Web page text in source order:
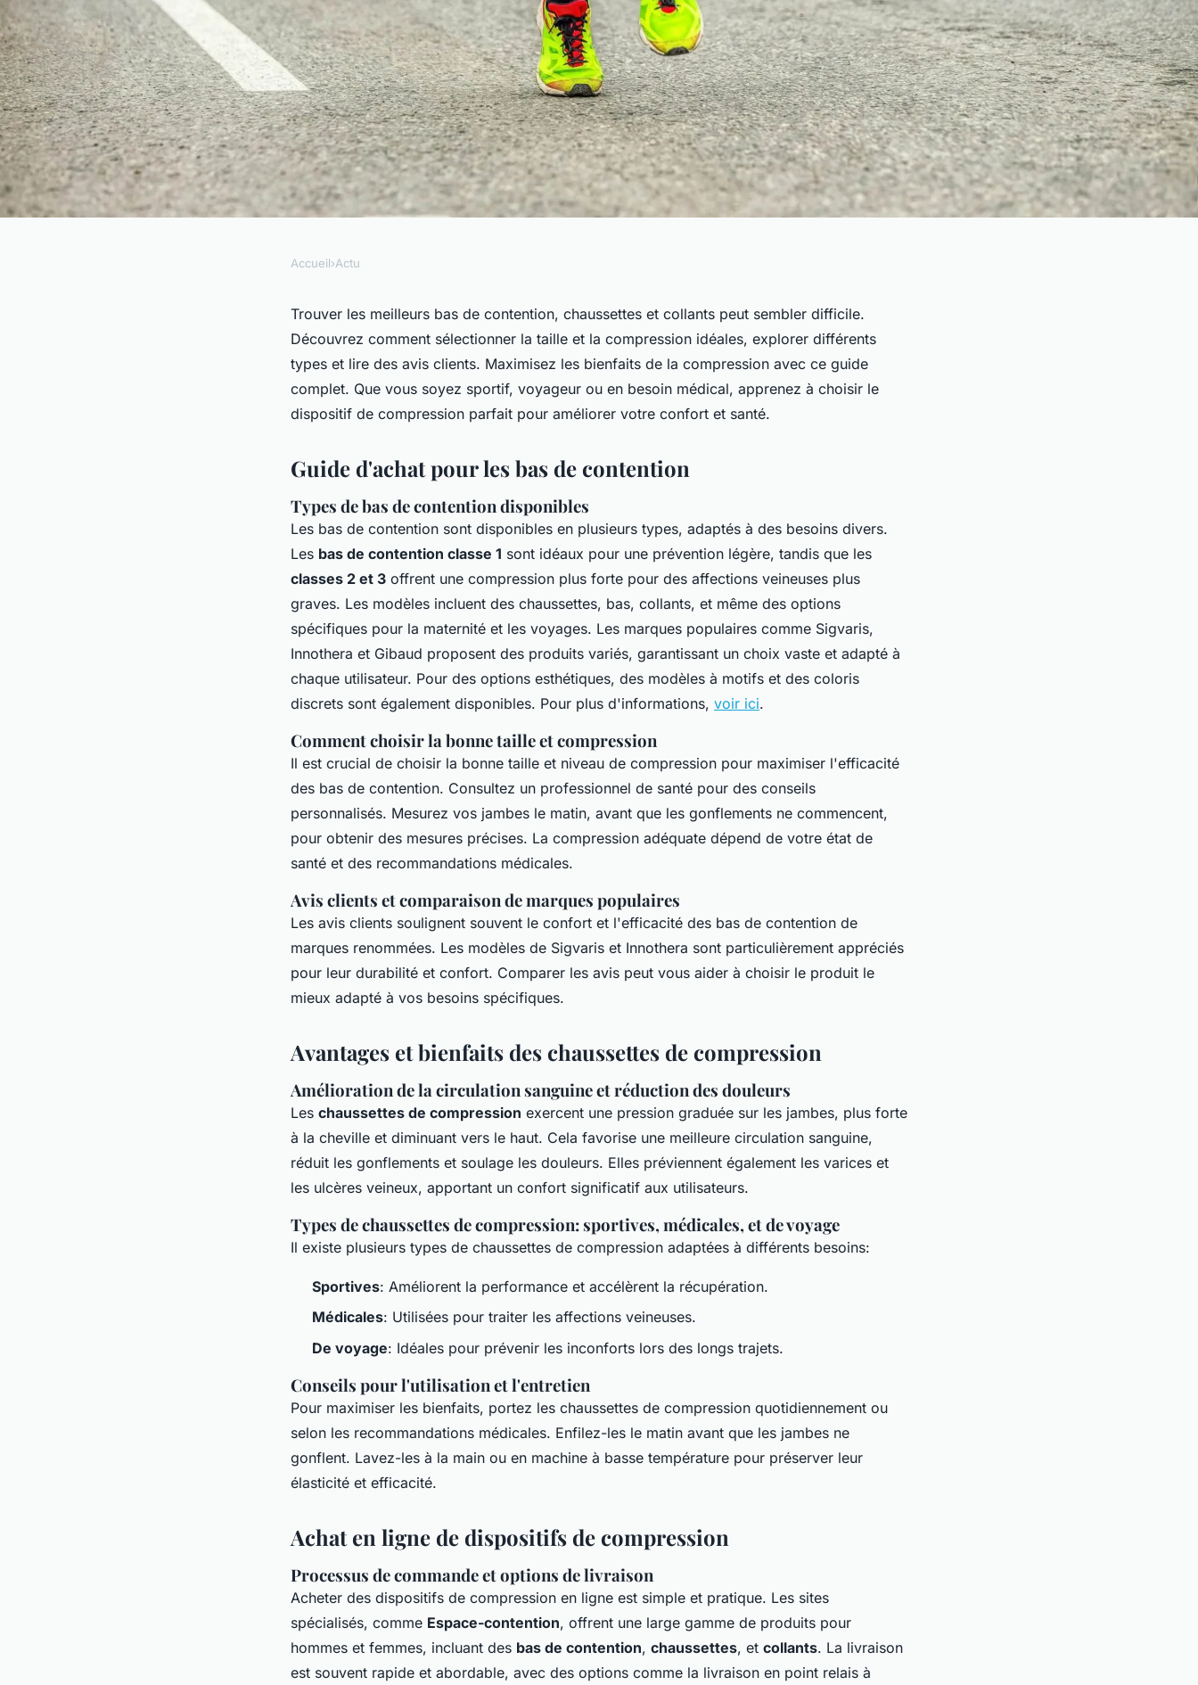
Bas de contention, chaussettes et
collant en ligne : choisir le meilleur
Accueil›Actu
Trouver les meilleurs bas de contention, chaussettes et collants peut sembler difficile.
Découvrez comment sélectionner la taille et la compression idéales, explorer différents
types et lire des avis clients. Maximisez les bienfaits de la compression avec ce guide
complet. Que vous soyez sportif, voyageur ou en besoin médical, apprenez à choisir le
dispositif de compression parfait pour améliorer votre confort et santé.
Guide d'achat pour les bas de contention
Types de bas de contention disponibles
Les bas de contention sont disponibles en plusieurs types, adaptés à des besoins divers.
Les bas de contention classe 1 sont idéaux pour une prévention légère, tandis que les
classes 2 et 3 offrent une compression plus forte pour des affections veineuses plus
graves. Les modèles incluent des chaussettes, bas, collants, et même des options
spécifiques pour la maternité et les voyages. Les marques populaires comme Sigvaris,
Innothera et Gibaud proposent des produits variés, garantissant un choix vaste et adapté à
chaque utilisateur. Pour des options esthétiques, des modèles à motifs et des coloris
discrets sont également disponibles. Pour plus d'informations, voir ici.
Comment choisir la bonne taille et compression
Il est crucial de choisir la bonne taille et niveau de compression pour maximiser l'efficacité
des bas de contention. Consultez un professionnel de santé pour des conseils
personnalisés. Mesurez vos jambes le matin, avant que les gonflements ne commencent,
pour obtenir des mesures précises. La compression adéquate dépend de votre état de
santé et des recommandations médicales.
Avis clients et comparaison de marques populaires
Les avis clients soulignent souvent le confort et l'efficacité des bas de contention de
marques renommées. Les modèles de Sigvaris et Innothera sont particulièrement appréciés
pour leur durabilité et confort. Comparer les avis peut vous aider à choisir le produit le
mieux adapté à vos besoins spécifiques.
Avantages et bienfaits des chaussettes de compression
Amélioration de la circulation sanguine et réduction des douleurs
Les chaussettes de compression exercent une pression graduée sur les jambes, plus forte
à la cheville et diminuant vers le haut. Cela favorise une meilleure circulation sanguine,
réduit les gonflements et soulage les douleurs. Elles préviennent également les varices et
les ulcères veineux, apportant un confort significatif aux utilisateurs.
Types de chaussettes de compression: sportives, médicales, et de voyage
Il existe plusieurs types de chaussettes de compression adaptées à différents besoins:
Sportives: Améliorent la performance et accélèrent la récupération.
Médicales: Utilisées pour traiter les affections veineuses.
De voyage: Idéales pour prévenir les inconforts lors des longs trajets.
Conseils pour l'utilisation et l'entretien
Pour maximiser les bienfaits, portez les chaussettes de compression quotidiennement ou
selon les recommandations médicales. Enfilez-les le matin avant que les jambes ne
gonflent. Lavez-les à la main ou en machine à basse température pour préserver leur
élasticité et efficacité.
Achat en ligne de dispositifs de compression
Processus de commande et options de livraison
Acheter des dispositifs de compression en ligne est simple et pratique. Les sites
spécialisés, comme Espace-contention, offrent une large gamme de produits pour
hommes et femmes, incluant des bas de contention, chaussettes, et collants. La livraison
est souvent rapide et abordable, avec des options comme la livraison en point relais à